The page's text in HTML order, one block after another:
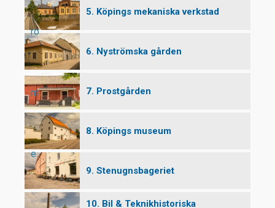
ro
m
e
5. Köpings mekaniska verkstad
6. Nyströmska gården
7. Prostgården
8. Köpings museum
9. Stenugnsbageriet
10. Bil & Teknikhistoriska